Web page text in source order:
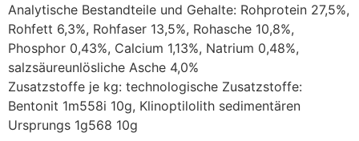
Analytische Bestandteile und Gehalte: Rohprotein 27,5%,
Rohfett 6,3%, Rohfaser 13,5%, Rohasche 10,8%,
Phosphor 0,43%, Calcium 1,13%, Natrium 0,48%,
salzsäureunlösliche Asche 4,0%
Zusatzstoffe je kg: technologische Zusatzstoffe:
Bentonit 1m558i 10g, Klinoptilolith sedimentären
Ursprungs 1g568 10g